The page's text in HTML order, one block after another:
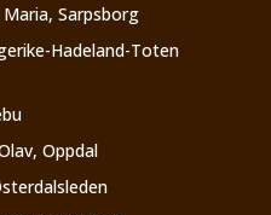
Sarpsborg
Hadeland-Toten
Oppdal